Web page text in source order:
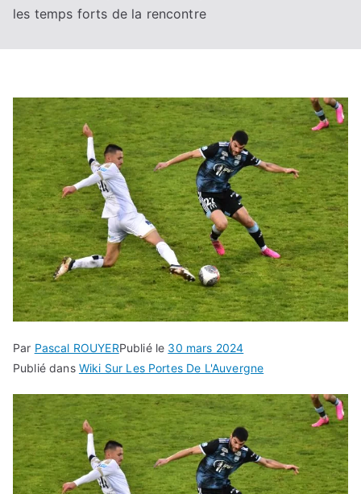
les temps forts de la rencontre
Par Pascal ROUYERPublié le 30 mars 2024
Publié dans Wiki Sur Les Portes De L'Auvergne